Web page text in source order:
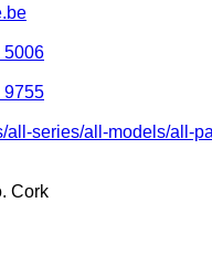
5006
9755
all-series/all-models/all-
Cork